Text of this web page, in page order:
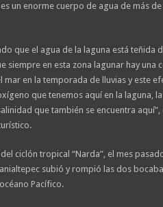
un enorme cuerpo de agua de más
que el agua de la laguna está teñida
siempre en esta zona lagunar hay una
mar en la temporada de lluvias y este
que tenemos aquí en la laguna,
que también se encuentra
ciclón tropical “Narda”, el mes
subió y rompió las dos
Pacífico.